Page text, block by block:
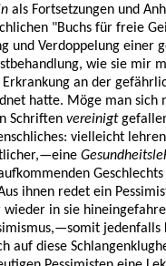
als Fortsetzungen und
"Buchs für freie
und Verdoppelung einer
wie sie mir
an der
hatte. Möge man sich
Schriften vereinigt
vielleicht
ihnen redet ein
in sie
jedenfalls
auf diese